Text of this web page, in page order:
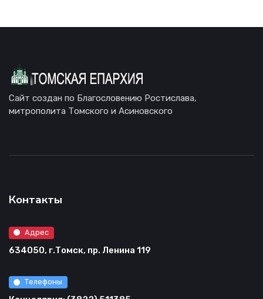
Сайт создан по Благословению Ростислава,
митрополита Томского и Асиновского
Контакты
Адрес
634050, г.Томск, пр. Ленина 119
Телефоны